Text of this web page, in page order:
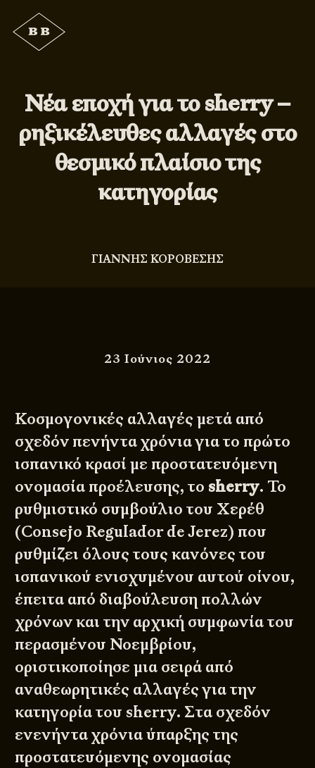
Νέα εποχή για το sherry –
ρηξικέλευθες αλλαγές στο
θεσμικό πλαίσιο της
κατηγορίας
ΓΙΑΝΝΗΣ ΚΟΡΟΒΕΣΗΣ
23 Ιούνιος 2022
Κοσμογονικές αλλαγές μετά από
σχεδόν πενήντα χρόνια για το πρώτο
ισπανικό κρασί με προστατευόμενη
ονομασία προέλευσης, το sherry. Το
ρυθμιστικό συμβούλιο του Χερέθ
(Consejo Regulador de Jerez) που
ρυθμίζει όλους τους κανόνες του
ισπανικού ενισχυμένου αυτού οίνου,
έπειτα από διαβούλευση πολλών
χρόνων και την αρχική συμφωνία του
περασμένου Νοεμβρίου,
οριστικοποίησε μια σειρά από
αναθεωρητικές αλλαγές για την
κατηγορία του sherry. Στα σχεδόν
ενενήντα χρόνια ύπαρξης της
προστατευόμενης ονομασίας